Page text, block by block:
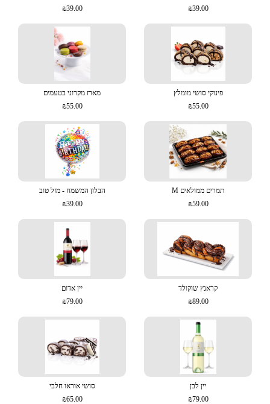
₪39.00
₪39.00
פינוקי סושי מומלץ
₪55.00
מארז מקרוני בטעמים
₪55.00
תמרים ממולאים M
₪59.00
הבלון המשמח - מזל טוב
₪39.00
קראנץ שוקולד
₪89.00
יין אדום
₪79.00
יין לבן
₪79.00
סושי אוראו חלבי
₪65.00